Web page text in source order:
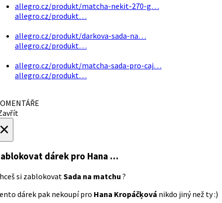
allegro.cz/produkt/matcha-nekit-270-g…
allegro.cz/produkt…
allegro.cz/produkt/darkova-sada-na…
allegro.cz/produkt…
allegro.cz/produkt/matcha-sada-pro-caj…
allegro.cz/produkt…
dárek pro Hana …
si zablokovatSada na matchu ?
dárek pak nekoupí pro Hana Kropáčķová nikdo jiný než ty :)